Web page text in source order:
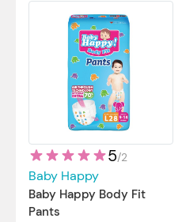
5/2
Baby Happy
Baby Happy Body Fit
Pants